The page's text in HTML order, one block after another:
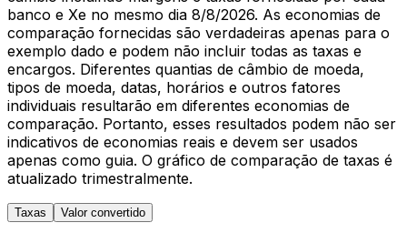
banco e Xe no mesmo dia 8/8/2026. As economias de
comparação fornecidas são verdadeiras apenas para o
exemplo dado e podem não incluir todas as taxas e
encargos. Diferentes quantias de câmbio de moeda,
tipos de moeda, datas, horários e outros fatores
individuais resultarão em diferentes economias de
comparação. Portanto, esses resultados podem não ser
indicativos de economias reais e devem ser usados
apenas como guia. O gráfico de comparação de taxas é
atualizado trimestralmente.
Taxas Valor convertido